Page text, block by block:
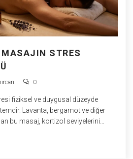
STRES
0
fiziksel ve duygusal düzeyde
Lavanta, bergamot ve diğer
bu masaj, kortizol seviyelerini